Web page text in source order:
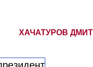
ХАЧАТУРОВ